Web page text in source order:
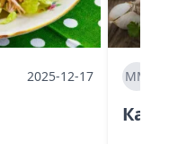
2025-12-17 ММ